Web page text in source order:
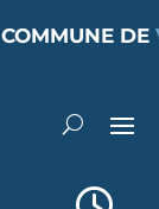
COMMUNE DE